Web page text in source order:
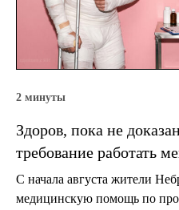
2 минуты
Здоров, пока не
требование работать
С начала августа жители
медицинскую помощь по